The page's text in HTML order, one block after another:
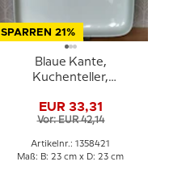
SPARREN 21%
Blaue Kante,
Kuchenteller,
oder 421, Royal
Copenhagen
EUR 33,31
Vor: EUR 42,14
Artikelnr.: 1358421
Maß: B: 23 cm x D: 23 cm